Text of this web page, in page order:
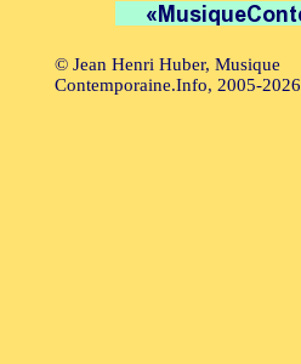
© Jean Henri Huber, Musique
Contemporaine.Info, 2005-2026